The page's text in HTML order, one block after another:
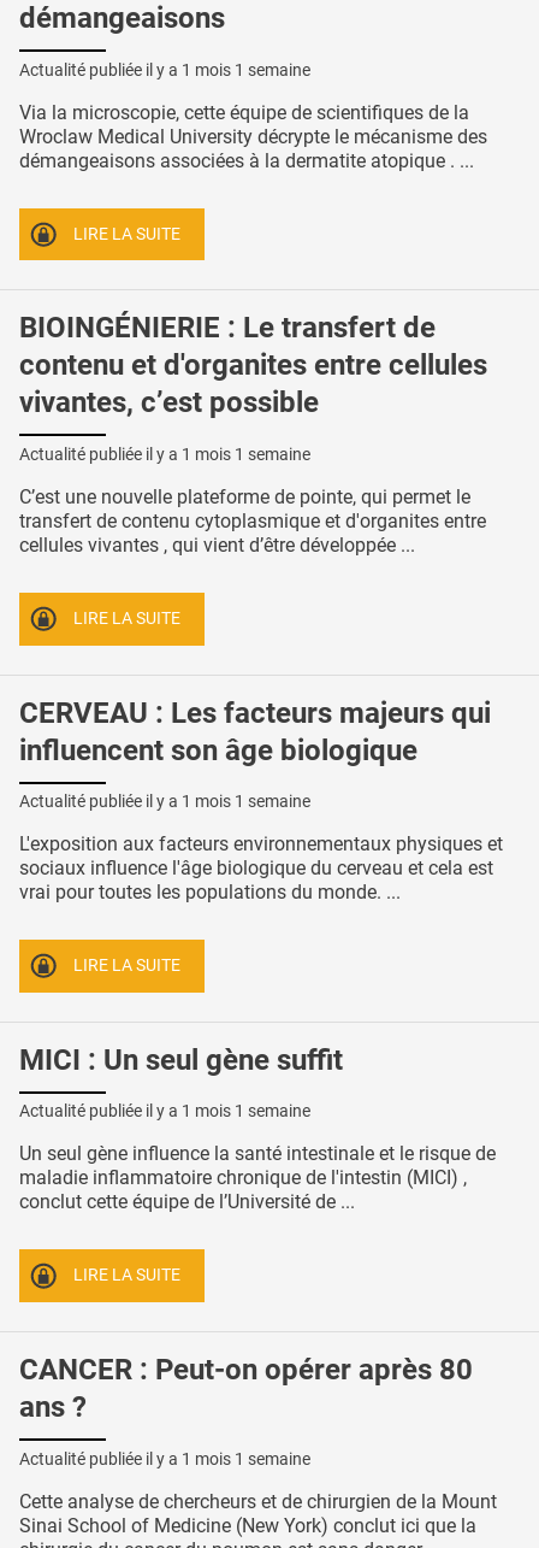
démangeaisons
Actualité publiée il y a 1 mois 1 semaine
Via la microscopie, cette équipe de scientifiques de la
Wroclaw Medical University décrypte le mécanisme des
démangeaisons associées à la dermatite atopique . ...
LIRE LA SUITE
BIOINGÉNIERIE : Le transfert de
contenu et d'organites entre cellules
vivantes, c’est possible
Actualité publiée il y a 1 mois 1 semaine
C’est une nouvelle plateforme de pointe, qui permet le
transfert de contenu cytoplasmique et d'organites entre
cellules vivantes , qui vient d’être développée ...
LIRE LA SUITE
CERVEAU : Les facteurs majeurs qui
influencent son âge biologique
Actualité publiée il y a 1 mois 1 semaine
L'exposition aux facteurs environnementaux physiques et
sociaux influence l'âge biologique du cerveau et cela est
vrai pour toutes les populations du monde. ...
LIRE LA SUITE
MICI : Un seul gène suffit
Actualité publiée il y a 1 mois 1 semaine
Un seul gène influence la santé intestinale et le risque de
maladie inflammatoire chronique de l'intestin (MICI) ,
conclut cette équipe de l’Université de ...
LIRE LA SUITE
CANCER : Peut-on opérer après 80
ans ?
Actualité publiée il y a 1 mois 1 semaine
Cette analyse de chercheurs et de chirurgien de la Mount
Sinai School of Medicine (New York) conclut ici que la